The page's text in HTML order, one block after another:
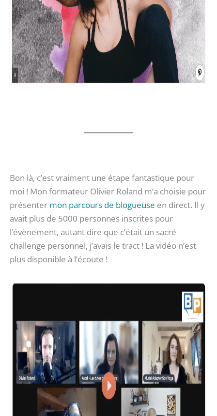
Bon là, c’est vraiment une étape fantastique pour
moi ! Mon formateur Olivier Roland m’a choisie pour
présenter mon parcours de blogueuse en direct. Il y
avait plus de 5000 personnes inscrites pour
l’évènement, autant dire que c’était un sacré
challenge personnel, j’avais le tract ! La vidéo n’est
plus disponible à l’écoute !